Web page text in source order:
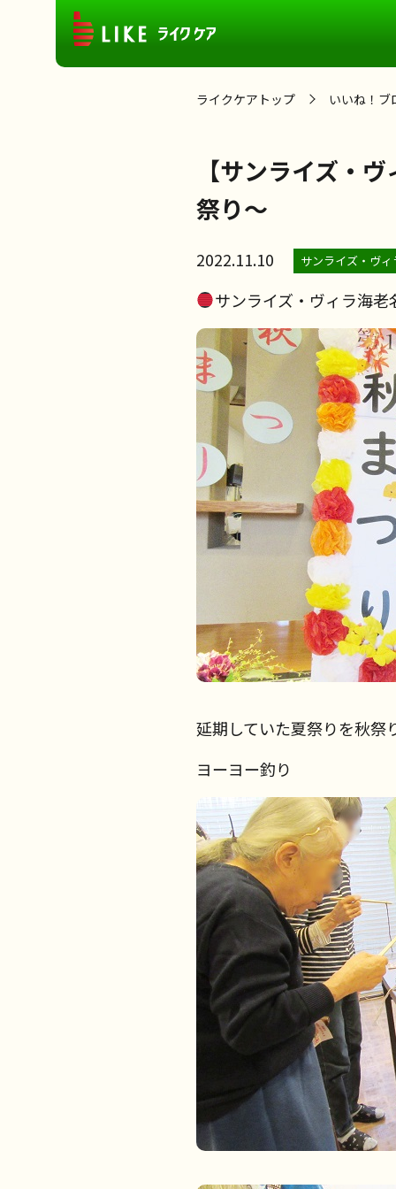
ライクケアトップ いいね！ブ
【サンライズ・
祭り～
2022.11.10 サンライズ・ヴ
サンライズ・ヴィラ海老
延期していた夏祭りを秋祭
ヨーヨー釣り